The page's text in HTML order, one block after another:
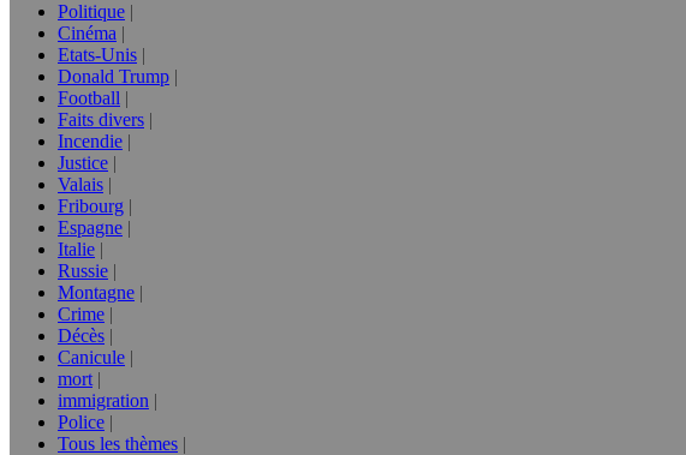
Politique
Cinéma
Etats-Unis
Donald Trump
Football
Faits divers
Incendie
Justice
Valais
Fribourg
Espagne
Italie
Russie
Montagne
Crime
Décès
Canicule
mort
immigration
Police
Tous les thèmes